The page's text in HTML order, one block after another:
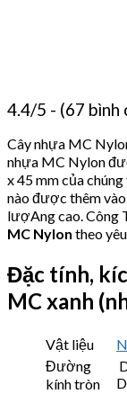
4.4/5 - (67 bình
Cây nhựa MC
nhựa MC Nylon
x 45 mm của
nào được thêm
lượAng cao. Công
MC Nylon theo
Đặc tính,
MC xanh
Vật liệu
Đường
kính tròn